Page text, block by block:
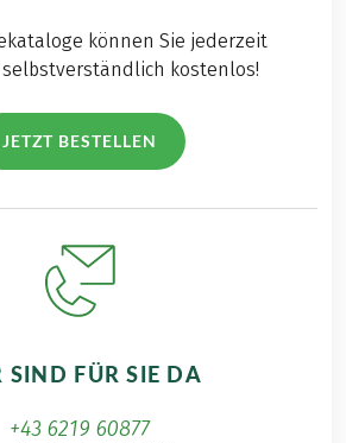
können Sie jederzeit
kostenlos!
JETZT BESTELLEN
SIND FÜR SIE DA
+43 6219 60877